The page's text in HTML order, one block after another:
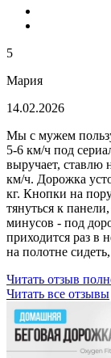
5
Мария
14.02.2026
Мы с мужем
5-6 км/ч под
выручает, ставлю
км/ч. Дорожка
кг. Кнопки на
тянуться к
минусов - под
приходится раз в
на полотне
Читать отзыв
Читать все отзывы